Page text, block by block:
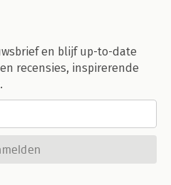
en blijf up-to-date
recensies, inspirerende